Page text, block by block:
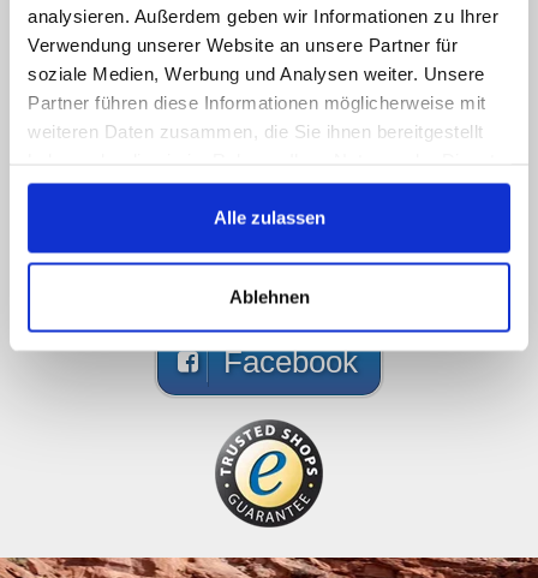
analysieren. Außerdem geben wir Informationen zu Ihrer
Verwendung unserer Website an unsere Partner für
soziale Medien, Werbung und Analysen weiter. Unsere
Partner führen diese Informationen möglicherweise mit
weiteren Daten zusammen, die Sie ihnen bereitgestellt
gesammelt haben.
Alle zulassen
Ablehnen
Ci scusiamo ma non siamo
online, scriveteci!
Chiamateci, contattateci via email o via social
media e sarete ricontattati il prima possibile
info@rbs-handel.de
Facebook